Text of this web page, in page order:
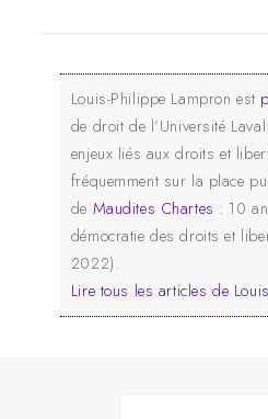
Louis-Philippe Lampron est
de droit de l’Université
enjeux liés aux droits et
fréquemment sur la place
de Maudites Chartes : 10
démocratie des droits et
2022).
Lire tous les articles de